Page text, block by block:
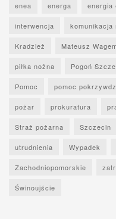
enea energa energia
interwencja komunikacja
Kradzież Mateusz
piłka nożna Pogoń
Pomoc pomoc
pożar prokuratura
Straż pożarna Szczecin
utrudnienia Wypadek
Zachodniopomorskie
Świnoujście